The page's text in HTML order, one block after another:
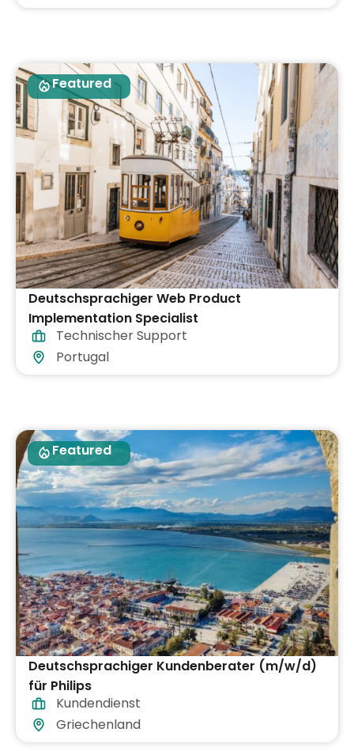
Featured
Deutschsprachiger Web Product
Implementation Specialist
Technischer Support
Portugal
Featured
Deutschsprachiger Kundenberater (m/w/d)
für Philips
Kundendienst
Griechenland